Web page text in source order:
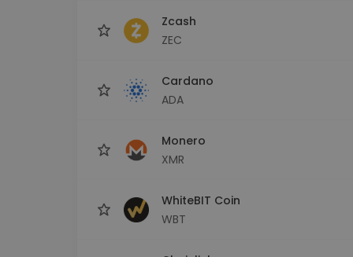
Zcash
ZEC
Cardano
ADA
Monero
XMR
WhiteBIT Coin
WBT